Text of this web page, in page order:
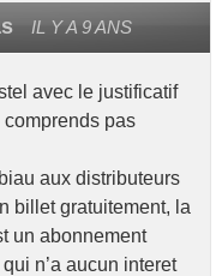
IL Y A 9 ANS
avec le justificatif
pas
aux distributeurs
billet gratuitement, la
un abonnement
n’a aucun interet